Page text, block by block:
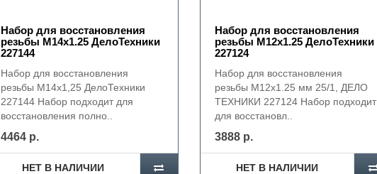
Набор для восстановления
резьбы М14х1.25 ДелоТехники
227144
Набор для восстановления
резьбы М14х1,25 ДелоТехники
227144 Набор подходит для
восстановления полно..
4464 р.
НЕТ В НАЛИЧИИ
Набор для восстановления
резьбы М12х1.25 ДелоТехники
227124
Набор для восстановления
резьбы M12х1.25 мм 25/1, ДЕЛО
ТЕХНИКИ 227124 Набор подходит
для восстановл..
3888 р.
НЕТ В НАЛИЧИИ